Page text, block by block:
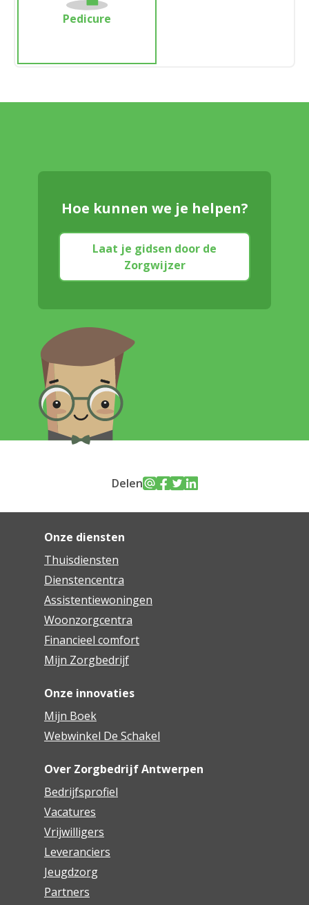
Pedicure
Hoe kunnen we je helpen?
Laat je gidsen door de
Zorgwijzer
Delen
Onze diensten
Thuisdiensten
Dienstencentra
Assistentiewoningen
Woonzorgcentra
Financieel comfort
Mijn Zorgbedrijf
Onze innovaties
Mijn Boek
Webwinkel De Schakel
Over Zorgbedrijf Antwerpen
Bedrijfsprofiel
Vacatures
Vrijwilligers
Leveranciers
Jeugdzorg
Partners